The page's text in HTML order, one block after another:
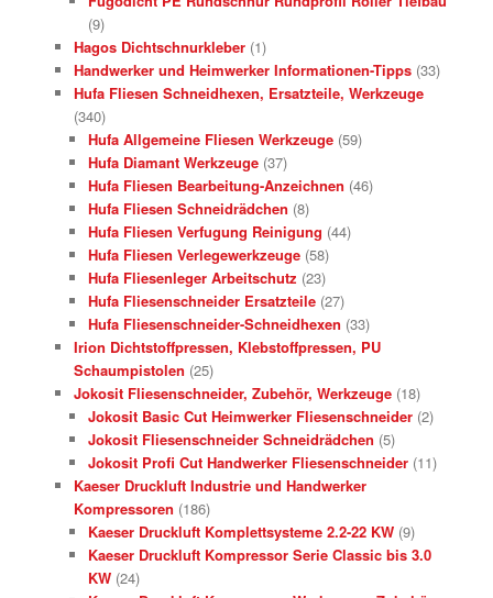
(9)
Hagos Dichtschnurkleber (1)
Handwerker und Heimwerker Informationen-Tipps (33)
Hufa Fliesen Schneidhexen, Ersatzteile, Werkzeuge
(340)
Hufa Allgemeine Fliesen Werkzeuge (59)
Hufa Diamant Werkzeuge (37)
Hufa Fliesen Bearbeitung-Anzeichnen (46)
Hufa Fliesen Schneidrädchen (8)
Hufa Fliesen Verfugung Reinigung (44)
Hufa Fliesen Verlegewerkzeuge (58)
Hufa Fliesenleger Arbeitschutz (23)
Hufa Fliesenschneider Ersatzteile (27)
Hufa Fliesenschneider-Schneidhexen (33)
Irion Dichtstoffpressen, Klebstoffpressen, PU
Schaumpistolen (25)
Jokosit Fliesenschneider, Zubehör, Werkzeuge (18)
Jokosit Basic Cut Heimwerker Fliesenschneider (2)
Jokosit Fliesenschneider Schneidrädchen (5)
Jokosit Profi Cut Handwerker Fliesenschneider (11)
Kaeser Druckluft Industrie und Handwerker
Kompressoren (186)
Kaeser Druckluft Komplettsysteme 2.2-22 KW (9)
Kaeser Druckluft Kompressor Serie Classic bis 3.0
KW (24)